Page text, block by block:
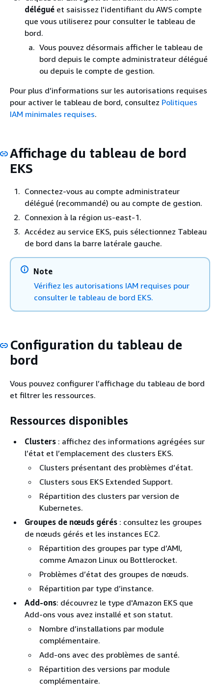
délégué et saisissez l'identifiant du AWS compte
que vous utiliserez pour consulter le tableau de
bord.
Vous pouvez désormais afficher le tableau de
bord depuis le compte administrateur délégué
ou depuis le compte de gestion.
Pour plus d’informations sur les autorisations requises
pour activer le tableau de bord, consultez Politiques
IAM minimales requises.
Affichage du tableau de bord
EKS
Connectez-vous au compte administrateur
délégué (recommandé) ou au compte de gestion.
Connexion à la région us-east-1.
Accédez au service EKS, puis sélectionnez Tableau
de bord dans la barre latérale gauche.
Note
Vérifiez les autorisations IAM requises pour
consulter le tableau de bord EKS.
Configuration du tableau de
bord
Vous pouvez configurer l’affichage du tableau de bord
et filtrer les ressources.
Ressources disponibles
Clusters : affichez des informations agrégées sur
l’état et l’emplacement des clusters EKS.
Clusters présentant des problèmes d’état.
Clusters sous EKS Extended Support.
Répartition des clusters par version de
Kubernetes.
Groupes de nœuds gérés : consultez les groupes
de nœuds gérés et les instances EC2.
Répartition des groupes par type d’AMI,
comme Amazon Linux ou Bottlerocket.
Problèmes d’état des groupes de nœuds.
Répartition par type d’instance.
Add-ons: découvrez le type d'Amazon EKS que
Add-ons vous avez installé et son statut.
Nombre d’installations par module
complémentaire.
Add-ons avec des problèmes de santé.
Répartition des versions par module
complémentaire.